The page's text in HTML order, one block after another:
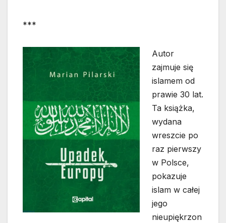
***
Autor
zajmuje się
islamem od
prawie 30 lat.
Ta książka,
wydana
wreszcie po
raz pierwszy
w Polsce,
pokazuje
islam w całej
jego
nieupiękrzon